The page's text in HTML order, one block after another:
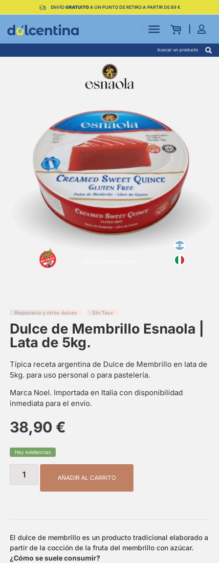
ENVÍOGRATUITOA UN PUNTO DE RETIRO A PARTIR DE 89 €
buscar un producto
Repostería y otros dulces Sin Tacc
Dulce de Membrillo Esnaola |
Lata de 5kg.
Típica receta argentina de Dulce de Membrillo en lata de
5kg. para uso personal o para pastelería.
Marca Noel. Importada en Italia con disponibilidad
inmediata para el envío.
38,90 €
Hay existencias
AÑADIR AL CARRITO
El dulce de membrillo es un producto tradicional elaborado a
partir de la cocción de la fruta del membrillo con azúcar.
¿Cómo se suele consumir?